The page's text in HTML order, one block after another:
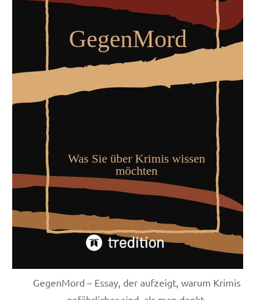
GegenMord – Essay, der aufzeigt, warum Krimis